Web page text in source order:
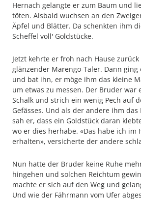
Hernach gelangte er zum Baum und
töten. Alsbald wuchsen an den
Äpfel und Blätter. Da schenkten ihm
Scheffel voll' Goldstücke.
Jetzt kehrte er froh nach Hause
glänzender Marengo-Taler. Dann
und bat ihn, er möge ihm das kleine
um etwas zu messen. Der Bruder
Schalk und strich ein wenig Pech auf
Gefässes. Und als der andere ihm das
sah er, dass ein Goldstück daran
wo er dies herhabe. «Das habe ich im
erhalten», versicherte der andere
Nun hatte der Bruder keine Ruhe
hingehen und solchen Reichtum
machte er sich auf den Weg und
Und wie der Fährmann vom Ufer